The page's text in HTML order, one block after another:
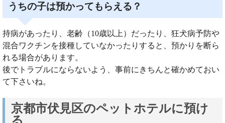
うちの子は預かってもらえる？
持病があったり、老齢（10歳以上）だったり、狂犬病予防や
混合ワクチンを接種していなかったりすると、預かりを断ら
れる場合があります。
後でトラブルにならないよう、事前にきちんと確かめておい
て下さいね。
京都市伏見区のペットホテルに預け